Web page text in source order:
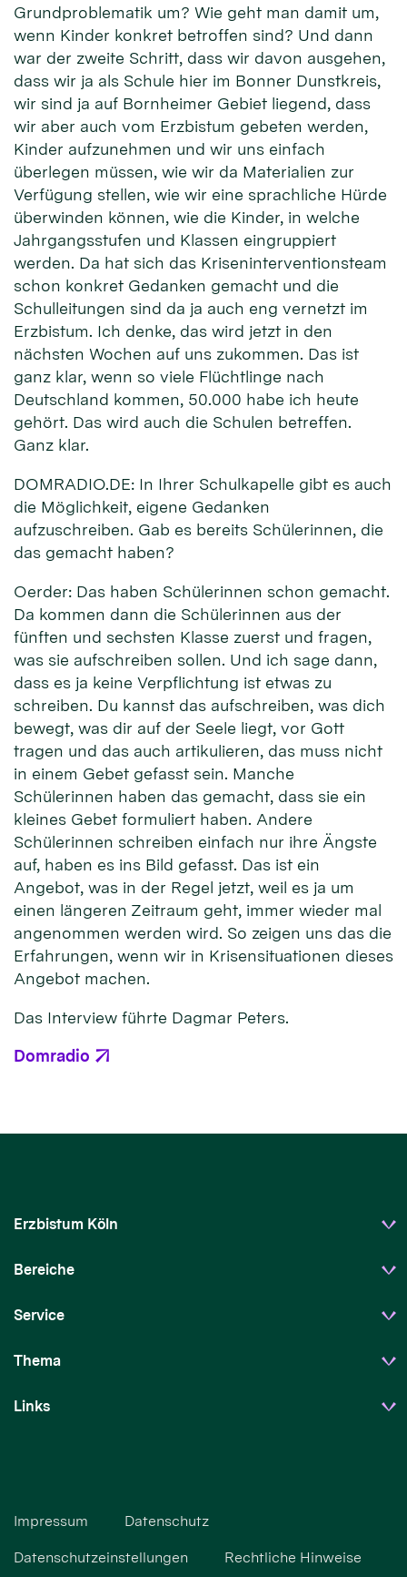
Grundproblematik um? Wie geht man damit um,
wenn Kinder konkret betroffen sind? Und dann
war der zweite Schritt, dass wir davon ausgehen,
dass wir ja als Schule hier im Bonner Dunstkreis,
wir sind ja auf Bornheimer Gebiet liegend, dass
wir aber auch vom Erzbistum gebeten werden,
Kinder aufzunehmen und wir uns einfach
überlegen müssen, wie wir da Materialien zur
Verfügung stellen, wie wir eine sprachliche Hürde
überwinden können, wie die Kinder, in welche
Jahrgangsstufen und Klassen eingruppiert
werden. Da hat sich das Kriseninterventionsteam
schon konkret Gedanken gemacht und die
Schulleitungen sind da ja auch eng vernetzt im
Erzbistum. Ich denke, das wird jetzt in den
nächsten Wochen auf uns zukommen. Das ist
ganz klar, wenn so viele Flüchtlinge nach
Deutschland kommen, 50.000 habe ich heute
gehört. Das wird auch die Schulen betreffen.
Ganz klar.
DOMRADIO.DE: In Ihrer Schulkapelle gibt es auch
die Möglichkeit, eigene Gedanken
aufzuschreiben. Gab es bereits Schülerinnen, die
das gemacht haben?
Oerder: Das haben Schülerinnen schon gemacht.
Da kommen dann die Schülerinnen aus der
fünften und sechsten Klasse zuerst und fragen,
was sie aufschreiben sollen. Und ich sage dann,
dass es ja keine Verpflichtung ist etwas zu
schreiben. Du kannst das aufschreiben, was dich
bewegt, was dir auf der Seele liegt, vor Gott
tragen und das auch artikulieren, das muss nicht
in einem Gebet gefasst sein. Manche
Schülerinnen haben das gemacht, dass sie ein
kleines Gebet formuliert haben. Andere
Schülerinnen schreiben einfach nur ihre Ängste
auf, haben es ins Bild gefasst. Das ist ein
Angebot, was in der Regel jetzt, weil es ja um
einen längeren Zeitraum geht, immer wieder mal
angenommen werden wird. So zeigen uns das die
Erfahrungen, wenn wir in Krisensituationen dieses
Angebot machen.
Das Interview führte Dagmar Peters.
Domradio
Erzbistum Köln
Bereiche
Service
Thema
Links
Impressum Datenschutz
Datenschutzeinstellungen Rechtliche Hinweise